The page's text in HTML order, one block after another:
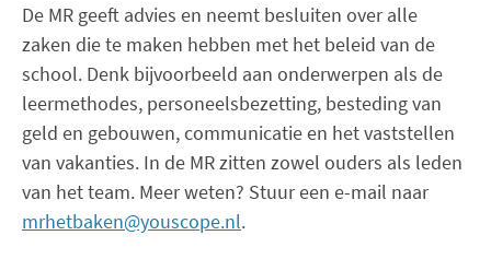
De MR geeft advies en neemt besluiten over alle
zaken die te maken hebben met het beleid van de
school. Denk bijvoorbeeld aan onderwerpen als de
leermethodes, personeelsbezetting, besteding van
geld en gebouwen, communicatie en het vaststellen
van vakanties. In de MR zitten zowel ouders als leden
van het team. Meer weten? Stuur een e-mail naar
mrhetbaken@youscope.nl.